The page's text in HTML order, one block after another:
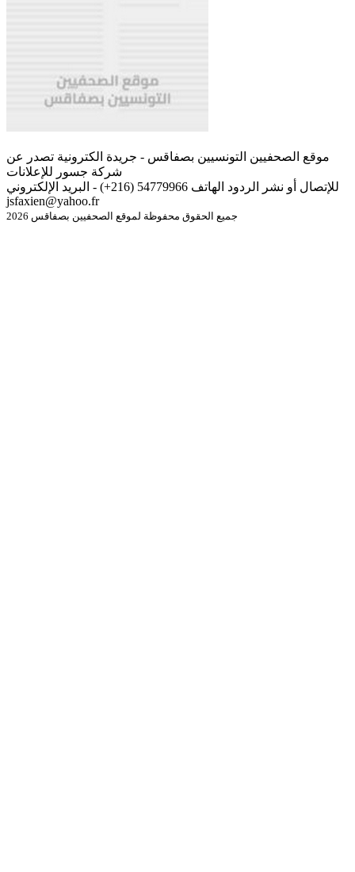
موقع الصحفيين التونسيين بصفاقس - جريدة الكترونية تصدر عن
شركة جسور للإعلانات
للإتصال أو نشر الردود الهاتف 54779966 (216+) - البريد الإلكتروني
jsfaxien@yahoo.fr
جميع الحقوق محفوظة لموقع الصحفيين بصفاقس 2026